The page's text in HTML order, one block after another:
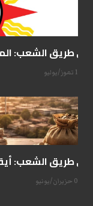
على طريق الشعب:
14 تموز/يوليو
على طريق الشعب:
07 حزيران/يونيو